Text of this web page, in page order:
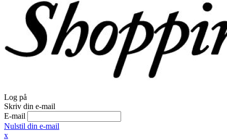
Log på
Skriv din e-mail
E-mail
Nulstil din e-mail
x